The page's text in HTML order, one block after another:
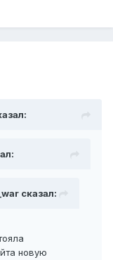
сказал:
новую